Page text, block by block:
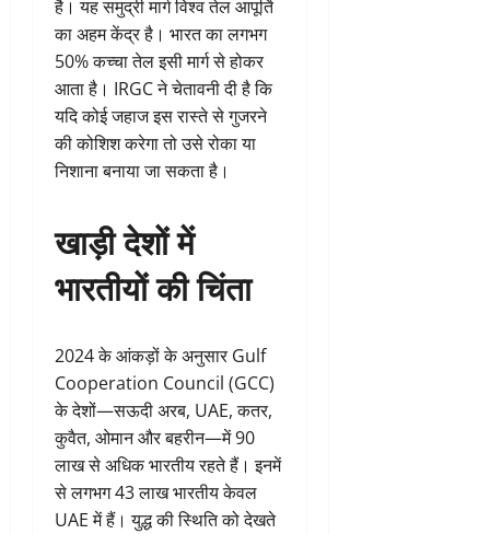
है। यह समुद्री मार्ग विश्व तेल आपूर्ति
का अहम केंद्र है। भारत का लगभग
50% कच्चा तेल इसी मार्ग से होकर
आता है। IRGC ने चेतावनी दी है कि
यदि कोई जहाज इस रास्ते से गुजरने
की कोशिश करेगा तो उसे रोका या
निशाना बनाया जा सकता है।
खाड़ी देशों में
भारतीयों की चिंता
2024 के आंकड़ों के अनुसार Gulf
Cooperation Council (GCC)
के देशों—सऊदी अरब, UAE, कतर,
कुवैत, ओमान और बहरीन—में 90
लाख से अधिक भारतीय रहते हैं। इनमें
से लगभग 43 लाख भारतीय केवल
UAE में हैं। युद्ध की स्थिति को देखते